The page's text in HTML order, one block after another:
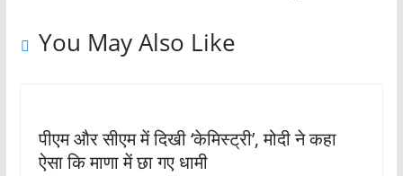
You May Also Like
पीएम और सीएम में दिखी ‘केमिस्ट्री’, मोदी ने कहा
ऐसा कि माणा में छा गए धामी